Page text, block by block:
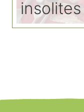
insolites